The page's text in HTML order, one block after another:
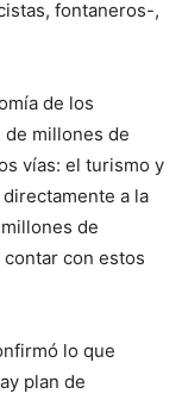
fontaneros-,
de los
millones de
vías: el turismo y
a la
de
con estos
lo que
plan de